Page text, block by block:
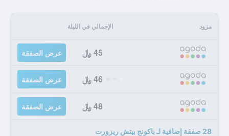
مزود الإجمالي في الليلة
45 ﷼ عرض الصفقة
46 ﷼ عرض الصفقة
48 ﷼ عرض الصفقة
28 صفقة إضافية لـ باكونج بيتش ريزورت